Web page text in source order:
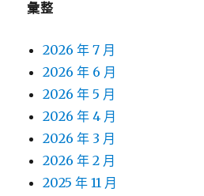
彙整
2026 年 7 月
2026 年 6 月
2026 年 5 月
2026 年 4 月
2026 年 3 月
2026 年 2 月
2025 年 11 月